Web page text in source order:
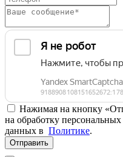
Нажимая на кнопку
на обработку
данных в Политике.
Отправить